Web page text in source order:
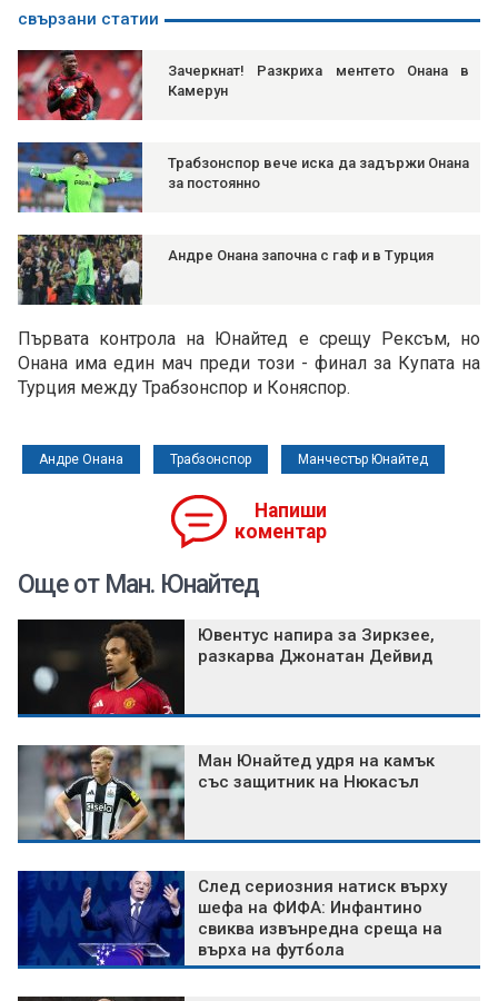
свързани статии
Зачеркнат! Разкриха ментето Онана в
Камерун
Трабзонспор вече иска да задържи Онана
за постоянно
Андре Онана започна с гаф и в Турция
Първата контрола на Юнайтед е срещу Рексъм, но
Онана има един мач преди този - финал за Купата на
Турция между Трабзонспор и Коняспор.
Андре Онана Трабзонспор Манчестър Юнайтед
Напиши
коментар
Още от Ман. Юнайтед
Ювентус напира за Зиркзее,
разкарва Джонатан Дейвид
Ман Юнайтед удря на камък
със защитник на Нюкасъл
След сериозния натиск върху
шефа на ФИФА: Инфантино
свиква извънредна среща на
върха на футбола